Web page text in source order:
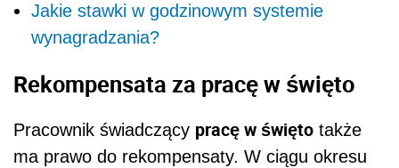
Jakie stawki w godzinowym systemie
wynagradzania?
Rekompensata za pracę w święto
Pracownik świadczący pracę w święto także
ma prawo do rekompensaty. W ciągu okresu